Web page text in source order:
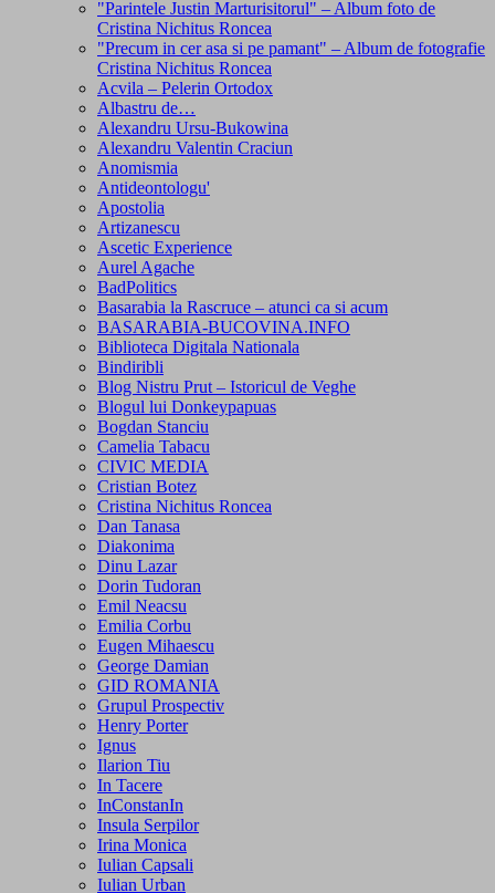
"Parintele Justin Marturisitorul" – Album foto de
Cristina Nichitus Roncea
"Precum in cer asa si pe pamant" – Album de fotografie
Cristina Nichitus Roncea
Acvila – Pelerin Ortodox
Albastru de…
Alexandru Ursu-Bukowina
Alexandru Valentin Craciun
Anomismia
Antideontologu'
Apostolia
Artizanescu
Ascetic Experience
Aurel Agache
BadPolitics
Basarabia la Rascruce – atunci ca si acum
BASARABIA-BUCOVINA.INFO
Biblioteca Digitala Nationala
Bindiribli
Blog Nistru Prut – Istoricul de Veghe
Blogul lui Donkeypapuas
Bogdan Stanciu
Camelia Tabacu
CIVIC MEDIA
Cristian Botez
Cristina Nichitus Roncea
Dan Tanasa
Diakonima
Dinu Lazar
Dorin Tudoran
Emil Neacsu
Emilia Corbu
Eugen Mihaescu
George Damian
GID ROMANIA
Grupul Prospectiv
Henry Porter
Ignus
Ilarion Tiu
In Tacere
InConstanIn
Insula Serpilor
Irina Monica
Iulian Capsali
Iulian Urban